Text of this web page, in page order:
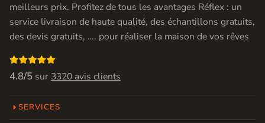
meilleurs prix. Profitez de tous les avantages Réflex : un
service livraison de haute qualité, des échantillons gratuits,
des devis gratuits, …. pour réaliser la maison de vos rêves

4.8/5 sur 3320 avis clients
SERVICES